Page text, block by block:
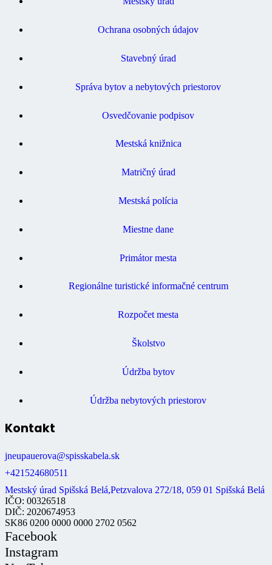
Ochrana osobných údajov
Stavebný úrad
Správa bytov a nebytových priestorov
Osvedčovanie podpisov
Mestská knižnica
Matričný úrad
Mestská polícia
Miestne dane
Primátor mesta
Regionálne turistické informačné centrum
Rozpočet mesta
Školstvo
Údržba bytov
Údržba nebytových priestorov
Kontakt
jneupauerova@spisskabela.sk
+421524680511
Mestský úrad Spišská Belá,Petzvalova 272/18, 059 01 Spišská Belá
IČO: 00326518
DIČ: 2020674953
SK86 0200 0000 0000 2702 0562
Facebook
Instagram